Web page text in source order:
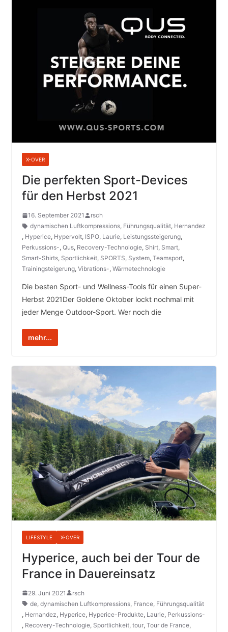
X-OVER
Die perfekten Sport-Devices
für den Herbst 2021
16. September 2021
rsch
dynamischen Luftkompressions, Führungsqualität, Hernandez
, Hyperice, Hypervolt, ISPO, Laurie, Leistungssteigerung,
Perkussions-, Qus, Recovery-Technologie, Shirt, Smart,
Smart-Shirts, Sportlichkeit, SPORTS, System, Teamsport,
Trainingsteigerung, Vibrations-, Wärmetechnologie
Die besten Sport- und Wellness-Tools für einen Super-
Herbst 2021Der Goldene Oktober lockt nochmal mit
jeder Menge Outdoor-Sport. Wer noch die
mehr...
LIFESTYLE X-OVER
Hyperice, auch bei der Tour de
France in Dauereinsatz
29. Juni 2021
rsch
de, dynamischen Luftkompressions, France, Führungsqualität
, Hernandez, Hyperice, Hyperice-Produkte, Laurie, Perkussions-
, Recovery-Technologie, Sportlichkeit, tour, Tour de France,